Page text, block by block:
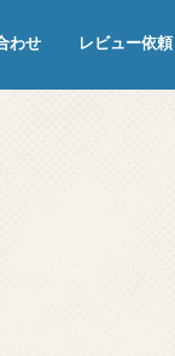
わせ レビュー依頼